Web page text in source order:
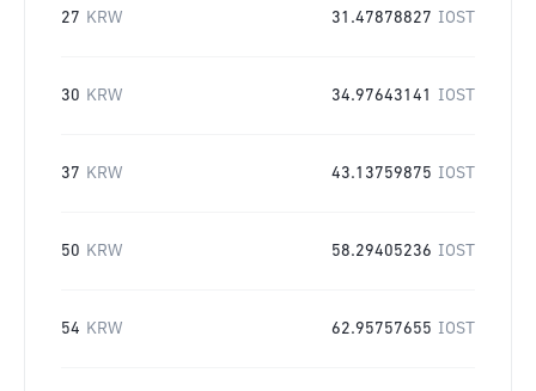
27 KRW 31.47878827 IOST
30 KRW 34.97643141 IOST
37 KRW 43.13759875 IOST
50 KRW 58.29405236 IOST
54 KRW 62.95757655 IOST